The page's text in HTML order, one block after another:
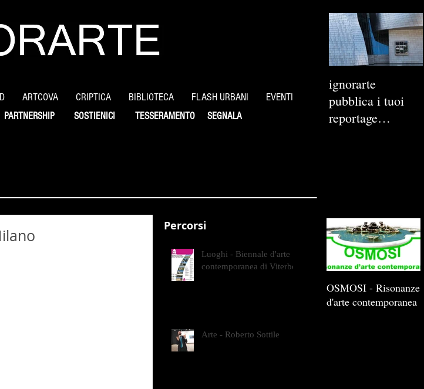
ARTCOVA CRIPTICA BIBLIOTECA FLASH URBANI EVENTI
PARTNERSHIP SOSTIENICI SEGNALA
TESSERAMENTO
ignorarte
pubblica i tuoi
reportage
Percorsi
Luoghi - Biennale d'arte
contemporanea di Viterbo
Arte - Roberto Sottile
OSMOSI - Risonanze
d'arte contemporanea